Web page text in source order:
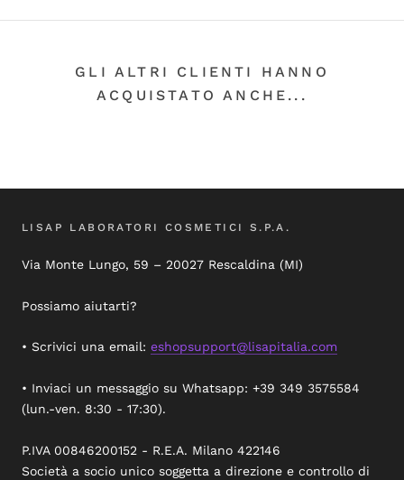
GLI ALTRI CLIENTI HANNO
ACQUISTATO ANCHE...
LISAP LABORATORI COSMETICI S.P.A.
Via Monte Lungo, 59 – 20027 Rescaldina (MI)
Possiamo aiutarti?
• Scrivici una email: eshopsupport@lisapitalia.com
• Inviaci un messaggio su Whatsapp: +39 349 3575584
(lun.-ven. 8:30 - 17:30).
P.IVA 00846200152 - R.E.A. Milano 422146
Società a socio unico soggetta a direzione e controllo di